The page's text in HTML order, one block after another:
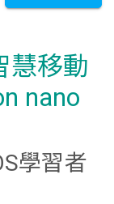
慧移動
nano
學習者